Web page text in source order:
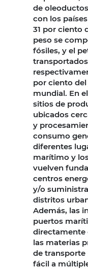
de
con los
31 por ciento
peso se
fósiles, y el
por ciento
mundial. En
sitios de
ubicados
y
consumo
diferentes
marítimo y
vuelven
centros
y/o
distritos
Además, las
puertos
directamente
las materias
de transporte
fácil a